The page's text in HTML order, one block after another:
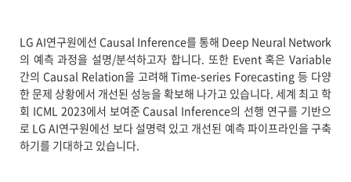
LG AI연구원에선 Causal Inference를 통해 Deep Neural Network
의 예측 과정을 설명/분석하고자 합니다. 또한 Event 혹은 Variable
간의 Causal Relation을 고려해 Time-series Forecasting 등 다양
한 문제 상황에서 개선된 성능을 확보해 나가고 있습니다. 세계 최고 학
회 ICML 2023에서 보여준 Causal Inference의 선행 연구를 기반으
로 LG AI연구원에선 보다 설명력 있고 개선된 예측 파이프라인을 구축
하기를 기대하고 있습니다.